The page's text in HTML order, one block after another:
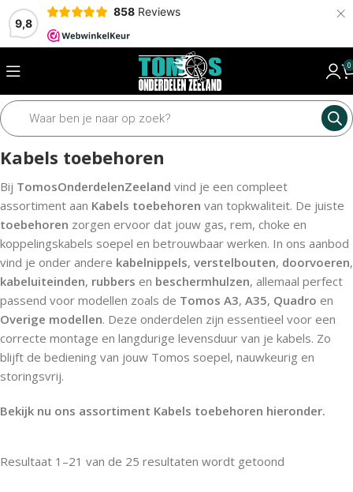
9,8
858 Reviews ×
0
Home Framedelen Kabels Kabels toebehoren
Kabels toebehoren
Bij TomosOnderdelenZeeland vind je een compleet
assortiment aan Kabels toebehoren van topkwaliteit. De juiste
toebehoren zorgen ervoor dat jouw gas, rem, choke en
koppelingskabels soepel en betrouwbaar werken. In ons aanbod
vind je onder andere kabelnippels, verstelbouten, doorvoeren,
kabeluiteinden, rubbers en beschermhulzen, allemaal perfect
passend voor modellen zoals de Tomos A3, A35, Quadro en
Overige modellen. Deze onderdelen zijn essentieel voor een
correcte montage en langdurige levensduur van je kabels. Zo
blijft de bediening van jouw Tomos soepel, nauwkeurig en
storingsvrij.
Bekijk nu ons assortiment Kabels toebehoren hieronder.
Resultaat 1–21 van de 25 resultaten wordt getoond